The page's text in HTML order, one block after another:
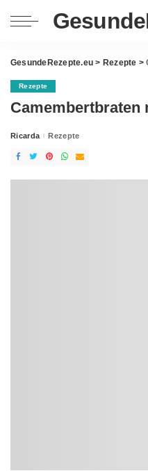
GesundeRezepte.eu > Rezepte >
Rezepte
Camembertbraten
Posted
Ricarda Rezepte